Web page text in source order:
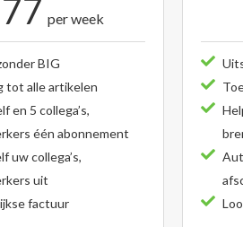
per week
BIG
tot alle artikelen
en 5 collega’s,
één abonnement
uw collega’s,
uit
factuur